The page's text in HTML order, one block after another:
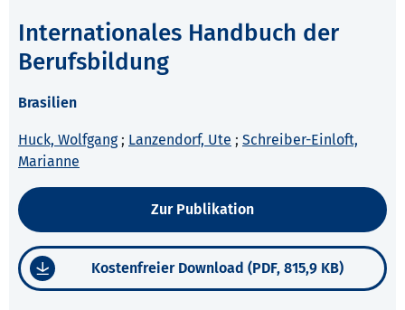
Internationales Handbuch der
Berufsbildung
Brasilien
Huck, Wolfgang; Lanzendorf, Ute ; Schreiber-Einloft,
Marianne
Zur Publikation
Kostenfreier Download (PDF, 815,9 KB)